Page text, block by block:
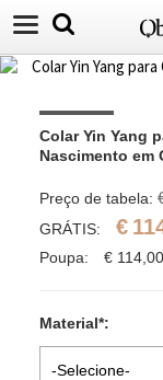
Colar Yin Yang
Nascimento em
Preço de tabela:
GRÁTIS: €
Poupa: € 114,00
Material*:
-Selecione-